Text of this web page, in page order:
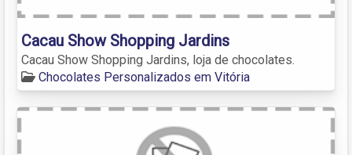
Cacau Show Shopping Jardins
Cacau Show Shopping Jardins, loja de chocolates.
Chocolates Personalizados em Vitória